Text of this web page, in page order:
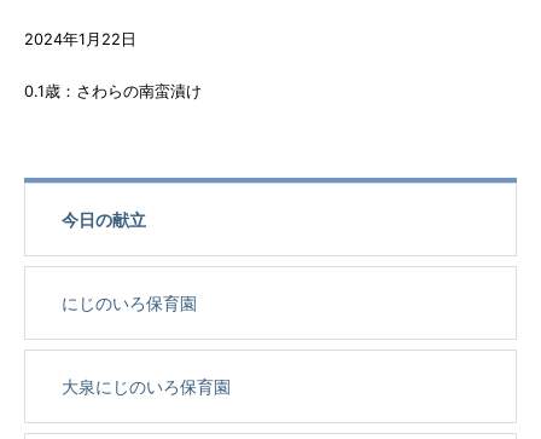
2024年1月22日
0.1歳：さわらの南蛮漬け
今日の献立
にじのいろ保育園
大泉にじのいろ保育園